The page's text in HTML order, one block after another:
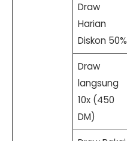
Draw
Harian
Diskon 50%
Draw
langsung
10x (450
DM)